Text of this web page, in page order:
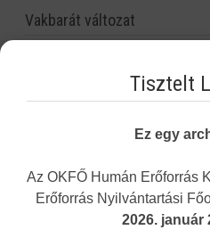
Vakbarát változat
Tisztelt
Ez egy
Az OKFŐ Humán Erőforrás
Erőforrás Nyilvántartási
2026. január